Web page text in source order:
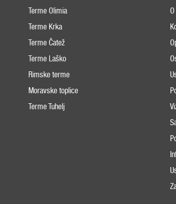
Terme Olimia
Terme Krka
Terme Čatež
Terme Laško
Rimske terme
Moravske toplice
Terme Tuhelj